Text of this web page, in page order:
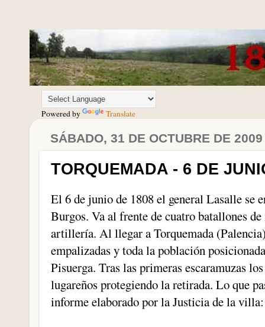
Powered by Translate
SÁBADO, 31 DE OCTUBRE DE 2009
TORQUEMADA - 6 DE
El 6 de junio de 1808 el general Lasalle se
Burgos. Va al frente de cuatro batallones
artillería. Al llegar a Torquemada
empalizadas y toda la población
Pisuerga. Tras las primeras escaramuzas
lugareños protegiendo la retirada. Lo que
informe elaborado por la Justicia de la villa: